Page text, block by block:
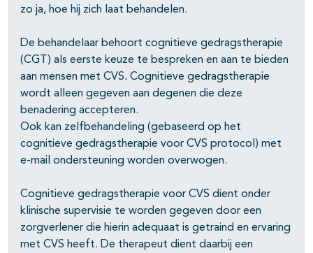
zo ja, hoe hij zich laat behandelen.
De behandelaar behoort cognitieve gedragstherapie
(CGT) als eerste keuze te bespreken en aan te bieden
aan mensen met CVS. Cognitieve gedragstherapie
wordt alleen gegeven aan degenen die deze
benadering accepteren.
Ook kan zelfbehandeling (gebaseerd op het
cognitieve gedragstherapie voor CVS protocol) met
e-mail ondersteuning worden overwogen.
Cognitieve gedragstherapie voor CVS dient onder
klinische supervisie te worden gegeven door een
zorgverlener die hierin adequaat is getraind en ervaring
met CVS heeft. De therapeut dient daarbij een